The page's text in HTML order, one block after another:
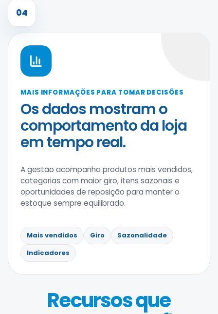
04
MAIS INFORMAÇÕES PARA TOMAR DECISÕES
Os dados mostram o
comportamento da loja
em tempo real.
A gestão acompanha produtos mais vendidos,
categorias com maior giro, itens sazonais e
oportunidades de reposição para manter o
estoque sempre equilibrado.
Mais vendidos Giro
Sazonalidade
Indicadores
Recursos que